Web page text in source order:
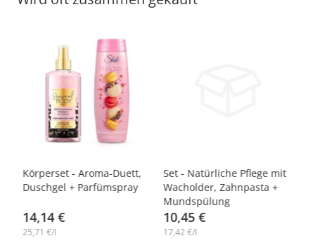
-10%
Körperset - Aroma-Duett,
Duschgel + Parfümspray
14,14 €
25,71 €/l
-10%
Set - Natürliche Pflege mit
Wacholder, Zahnpasta +
Mundspülung
10,45 €
17,42 €/l